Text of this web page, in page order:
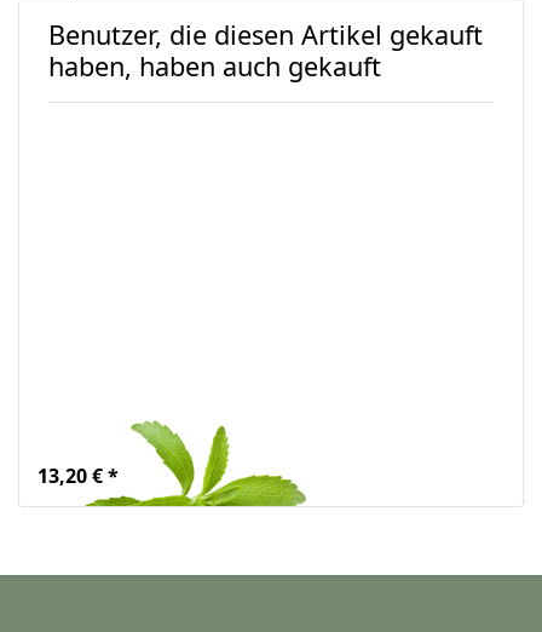
Benutzer, die diesen Artikel gekauft
haben, haben auch gekauft
LM 50g, weiss
13,20 € *